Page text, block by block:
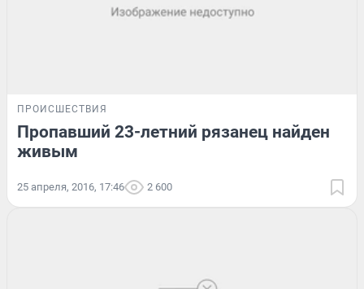
ПРОИСШЕСТВИЯ
Пропавший 23-летний рязанец найден
живым
25 апреля, 2016, 17:46 2 600